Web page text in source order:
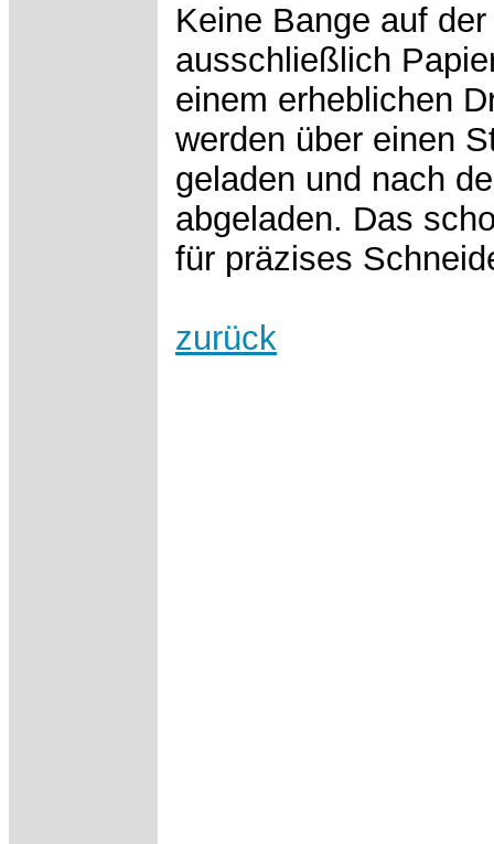
Keine Bange auf
ausschließlich
einem erheblichen
werden über einen
geladen und nach
abgeladen. Das
für präzises
zurück